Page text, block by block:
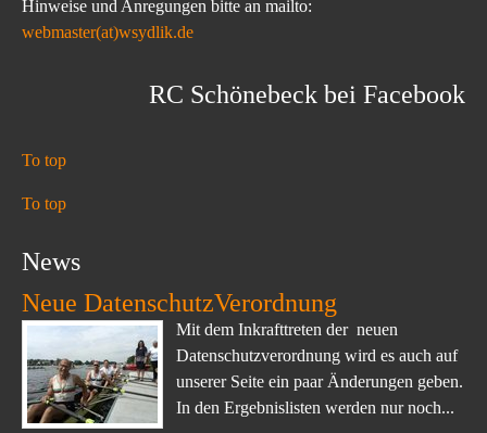
Hinweise und Anregungen bitte an mailto:
webmaster(at)wsydlik.de
RC Schönebeck bei Facebook
To top
To top
News
Neue DatenschutzVerordnung
Mit dem Inkrafttreten der neuen
Datenschutzverordnung wird es auch auf
unserer Seite ein paar Änderungen geben.
In den Ergebnislisten werden nur noch...